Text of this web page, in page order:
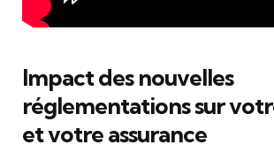
Impact des nouvelles
réglementations sur
et votre assurance